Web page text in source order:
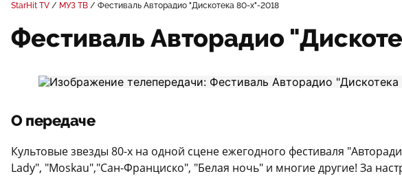
StarHit TV МУЗ ТВ Фестиваль Авторадио "Дискотека 80-х"-2018
Фестиваль Авторадио
О передаче
Культовые звезды 80-х на одной сцене ежегодного фестиваля
Lady", "Moskau","Сан-Франциско", "Белая ночь" и многие другие! За